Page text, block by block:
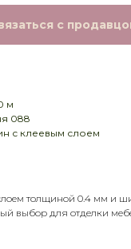
с
м
088
с клеевым слоем
толщиной 0.4 мм и
выбор для отделки